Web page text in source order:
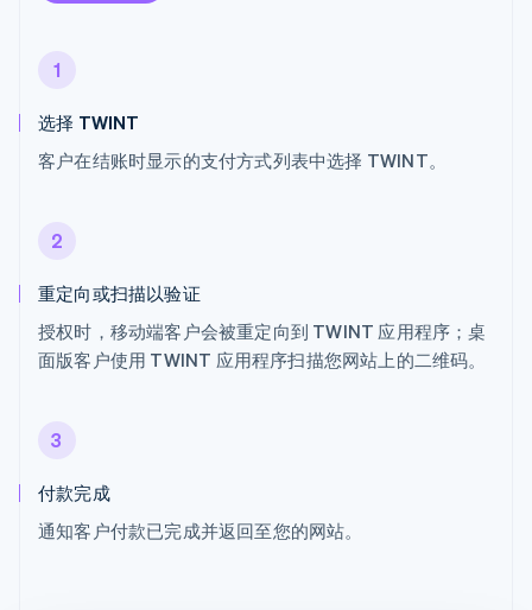
1
选择 TWINT
客户在结账时显示的支付方式列表中选择 TWINT。
2
重定向或扫描以验证
授权时，移动端客户会被重定向到 TWINT 应用程序；桌
面版客户使用 TWINT 应用程序扫描您网站上的二维码。
3
付款完成
通知客户付款已完成并返回至您的网站。